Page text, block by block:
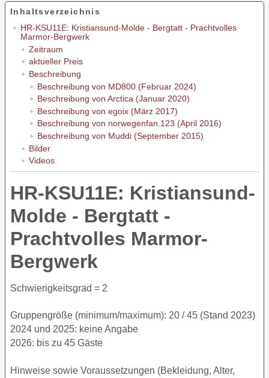
Inhaltsverzeichnis
HR-KSU11E: Kristiansund-Molde - Bergtatt - Prachtvolles
Marmor-Bergwerk
Zeitraum
aktueller Preis
Beschreibung
Beschreibung von MD800 (Februar 2024)
Beschreibung von Arctica (Januar 2020)
Beschreibung von egoix (März 2017)
Beschreibung von norwegenfan.123 (April 2016)
Beschreibung von Muddi (September 2015)
Bilder
Videos
HR-KSU11E: Kristiansund-
Molde - Bergtatt -
Prachtvolles Marmor-
Bergwerk
Schwierigkeitsgrad = 2
Gruppengröße (minimum/maximum): 20 / 45 (Stand 2023)
2024 und 2025: keine Angabe
2026: bis zu 45 Gäste
Hinweise sowie Voraussetzungen (Bekleidung, Alter,